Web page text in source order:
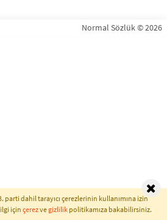
Normal Sözlük © 2026
dahil tarayıcı çerezlerinin kullanımına izin
için çerezvegizlilikpolitikamıza bakabilirsiniz.